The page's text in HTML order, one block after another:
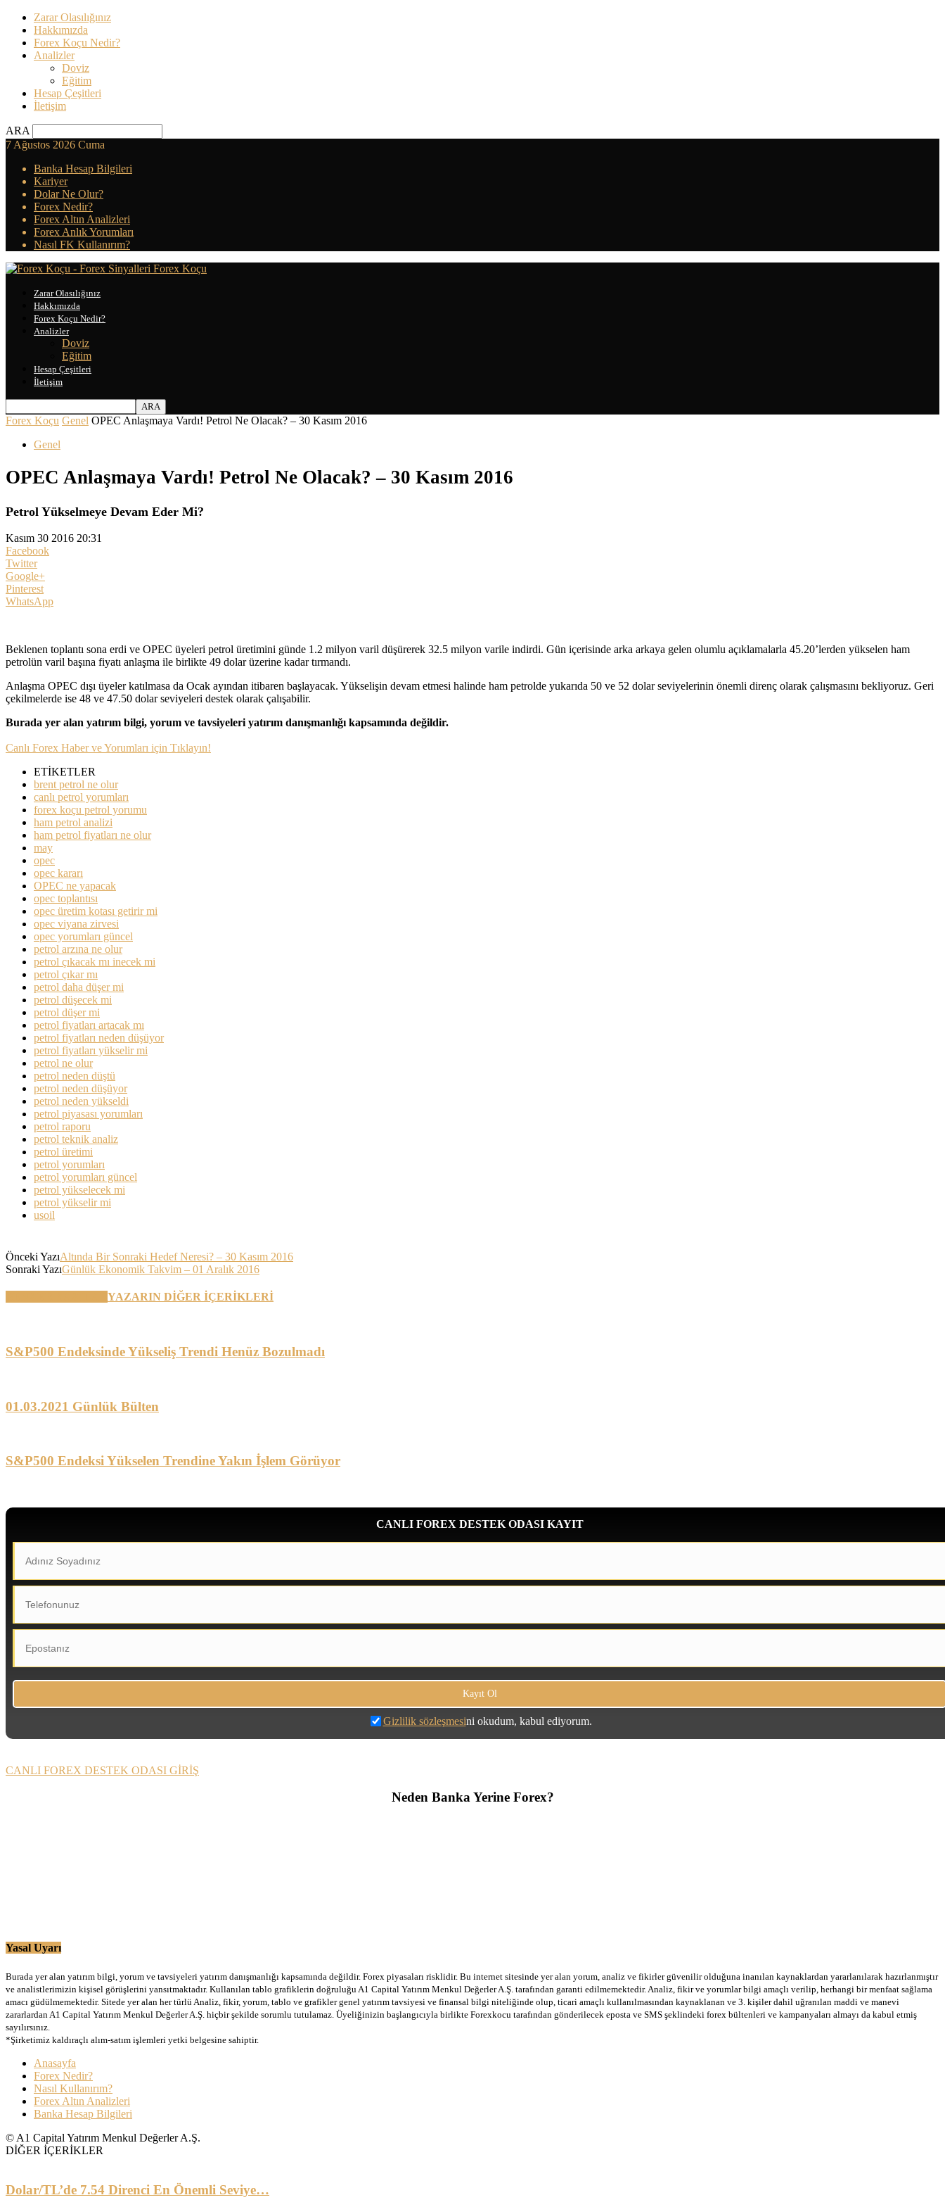
Zarar Olasılığınız
Hakkımızda
Forex Koçu Nedir?
Analizler
Doviz
Eğitim
Hesap Çeşitleri
İletişim
ARA
7 Ağustos 2026 Cuma
Banka Hesap Bilgileri
Kariyer
Dolar Ne Olur?
Forex Nedir?
Forex Altın Analizleri
Forex Anlık Yorumları
Nasıl FK Kullanırım?
Forex Koçu
Zarar Olasılığınız
Hakkımızda
Forex Koçu Nedir?
Analizler
Doviz
Eğitim
Hesap Çeşitleri
İletişim
Forex Koçu Genel OPEC Anlaşmaya Vardı! Petrol Ne Olacak? – 30 Kasım 2016
Genel
OPEC Anlaşmaya Vardı! Petrol Ne Olacak? – 30 Kasım 2016
Petrol Yükselmeye Devam Eder Mi?
Kasım 30 2016 20:31
Facebook
Twitter
Google+
Pinterest
WhatsApp
Beklenen toplantı sona erdi ve OPEC üyeleri petrol üretimini günde 1.2 milyon varil düşürerek 32.5 milyon varile indirdi. Gün içerisinde arka arkaya gelen olumlu açıklamalarla 45.20’lerden yükselen ham
petrolün varil başına fiyatı anlaşma ile birlikte 49 dolar üzerine kadar tırmandı.
Anlaşma OPEC dışı üyeler katılmasa da Ocak ayından itibaren başlayacak. Yükselişin devam etmesi halinde ham petrolde yukarıda 50 ve 52 dolar seviyelerinin önemli direnç olarak çalışmasını bekliyoruz. Geri
çekilmelerde ise 48 ve 47.50 dolar seviyeleri destek olarak çalışabilir.
Burada yer alan yatırım bilgi, yorum ve tavsiyeleri yatırım danışmanlığı kapsamında değildir.
Canlı Forex Haber ve Yorumları için Tıklayın!
ETİKETLER
brent petrol ne olur
canlı petrol yorumları
forex koçu petrol yorumu
ham petrol analizi
ham petrol fiyatları ne olur
may
opec
opec kararı
OPEC ne yapacak
opec toplantısı
opec üretim kotası getirir mi
opec viyana zirvesi
opec yorumları güncel
petrol arzına ne olur
petrol çıkacak mı inecek mi
petrol çıkar mı
petrol daha düşer mi
petrol düşecek mi
petrol düşer mi
petrol fiyatları artacak mı
petrol fiyatları neden düşüyor
petrol fiyatları yükselir mi
petrol ne olur
petrol neden düştü
petrol neden düşüyor
petrol neden yükseldi
petrol piyasası yorumları
petrol raporu
petrol teknik analiz
petrol üretimi
petrol yorumları
petrol yorumları güncel
petrol yükselecek mi
petrol yükselir mi
usoil
Önceki YazıAltında Bir Sonraki Hedef Neresi? – 30 Kasım 2016
Sonraki YazıGünlük Ekonomik Takvim – 01 Aralık 2016
YAZARIN DİĞER İÇERİKLERİ
S&P500 Endeksinde Yükseliş Trendi Henüz Bozulmadı
01.03.2021 Günlük Bülten
S&P500 Endeksi Yükselen Trendine Yakın İşlem Görüyor
CANLI FOREX DESTEK ODASI KAYIT
Gizlilik sözleşmesini okudum, kabul ediyorum.
CANLI FOREX DESTEK ODASI GİRİŞ
Neden Banka Yerine Forex?
Yasal Uyarı
Burada yer alan yatırım bilgi, yorum ve tavsiyeleri yatırım danışmanlığı kapsamında değildir. Forex piyasaları risklidir. Bu internet sitesinde yer alan yorum, analiz ve fikirler güvenilir olduğuna inanılan kaynaklardan yararlanılarak hazırlanmıştır
ve analistlerimizin kişisel görüşlerini yansıtmaktadır. Kullanılan tablo grafiklerin doğruluğu A1 Capital Yatırım Menkul Değerler A.Ş. tarafından garanti edilmemektedir. Analiz, fikir ve yorumlar bilgi amaçlı verilip, herhangi bir menfaat sağlama
amacı güdülmemektedir. Sitede yer alan her türlü Analiz, fikir, yorum, tablo ve grafikler genel yatırım tavsiyesi ve finansal bilgi niteliğinde olup, ticari amaçlı kullanılmasından kaynaklanan ve 3. kişiler dahil uğranılan maddi ve manevi
zararlardan A1 Capital Yatırım Menkul Değerler A.Ş. hiçbir şekilde sorumlu tutulamaz. Üyeliğinizin başlangıcıyla birlikte Forexkocu tarafından gönderilecek eposta ve SMS şeklindeki forex bültenleri ve kampanyaları almayı da kabul etmiş
sayılırsınız.
*Şirketimiz kaldıraçlı alım-satım işlemleri yetki belgesine sahiptir.
Anasayfa
Forex Nedir?
Nasıl Kullanırım?
Forex Altın Analizleri
Banka Hesap Bilgileri
© A1 Capital Yatırım Menkul Değerler A.Ş.
DİĞER İÇERİKLER
Dolar/TL’de 7.54 Direnci En Önemli Seviye…